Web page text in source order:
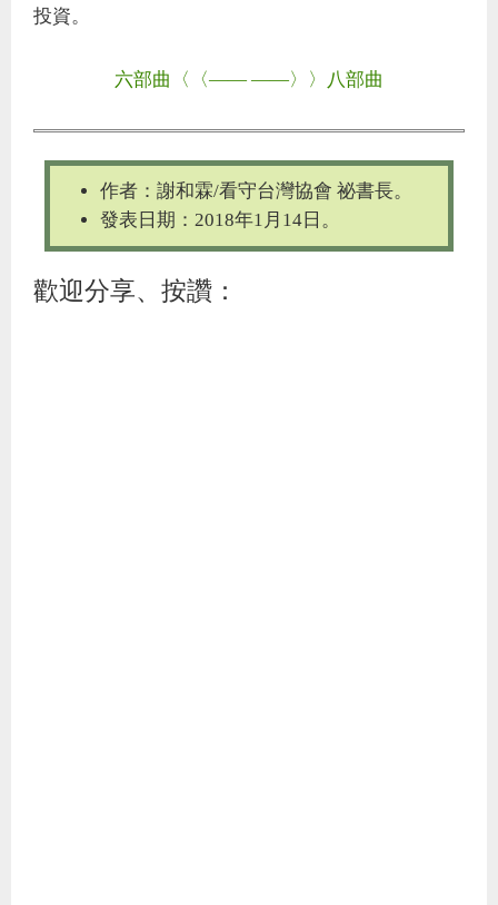
投資。
六部曲〈〈—— ——〉〉八部曲
作者：謝和霖/看守台灣協會 祕書長。
發表日期：2018年1月14日。
歡迎分享、按讚：